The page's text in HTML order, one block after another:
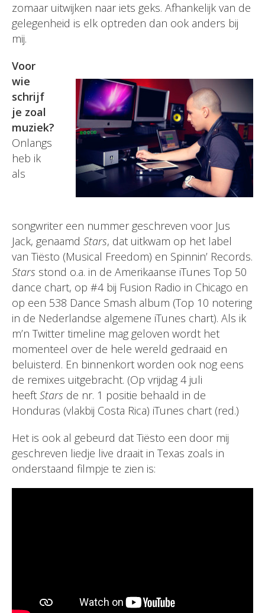
zomaar uitwijken naar iets geks. Afhankelijk van de
gelegenheid is elk optreden dan ook anders bij
mij.
Voor
wie
schrijf
je zoal
muziek?
Onlangs
heb ik
als
songwriter een nummer geschreven voor Jus
Jack, genaamd Stars, dat uitkwam op het label
van Tiësto (Musical Freedom) en Spinnin’ Records.
Stars stond o.a. in de Amerikaanse iTunes Top 50
dance chart, op #4 bij Fusion Radio in Chicago en
op een 538 Dance Smash album (Top 10 notering
in de Nederlandse algemene iTunes chart). Als ik
m’n Twitter timeline mag geloven wordt het
momenteel over de hele wereld gedraaid en
beluisterd. En binnenkort worden ook nog eens
de remixes uitgebracht. (Op vrijdag 4 juli
heeft Stars de nr. 1 positie behaald in de
Honduras (vlakbij Costa Rica) iTunes chart (red.)
Het is ook al gebeurd dat Tiësto een door mij
geschreven liedje live draait in Texas zoals in
onderstaand filmpje te zien is: